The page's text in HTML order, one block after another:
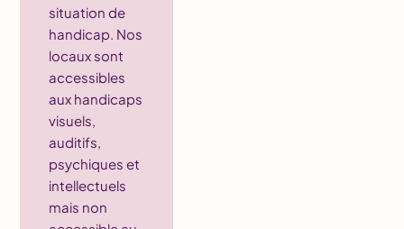
situation de
handicap. Nos
locaux sont
accessibles
aux handicaps
visuels,
auditifs,
psychiques et
intellectuels
mais non